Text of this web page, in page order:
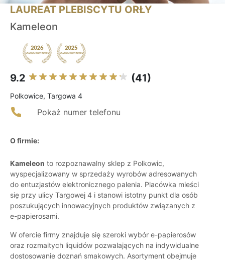
LAUREAT PLEBISCYTU ORŁY
Kameleon
9.2 (41)
Polkowice, Targowa 4
Pokaż numer telefonu
O firmie:
Kameleon to rozpoznawalny sklep z Polkowic,
wyspecjalizowany w sprzedaży wyrobów adresowanych
do entuzjastów elektronicznego palenia. Placówka mieści
się przy ulicy Targowej 4 i stanowi istotny punkt dla osób
poszukujących innowacyjnych produktów związanych z
e-papierosami.
W ofercie firmy znajduje się szeroki wybór e-papierosów
oraz rozmaitych liquidów pozwalających na indywidualne
dostosowanie doznań smakowych. Asortyment obejmuje